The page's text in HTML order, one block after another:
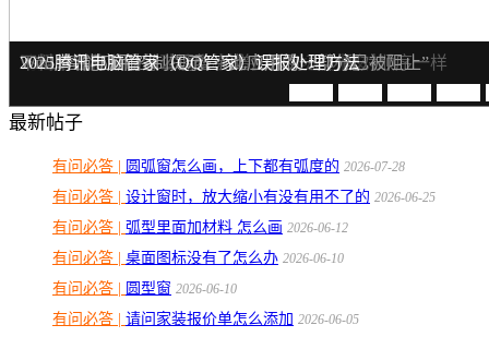
请问家装报价单怎么添加
工程玻璃清单编辑玻璃表格文字怎么切换中文
下料单名称顺序怎么调整 新增加系列 型材配对顺序一样
Win11智能应用控制提示：“此应用的一部分已被阻止”
2025腾讯电脑管家（QQ管家）误报处理方法
最新帖子
有问必答 | 圆弧窗怎么画，上下都有弧度的 2026-07-28
有问必答 | 设计窗时，放大缩小有没有用不了的 2026-06-25
有问必答 | 弧型里面加材料 怎么画 2026-06-12
有问必答 | 桌面图标没有了怎么办 2026-06-10
有问必答 | 圆型窗 2026-06-10
有问必答 | 请问家装报价单怎么添加 2026-06-05